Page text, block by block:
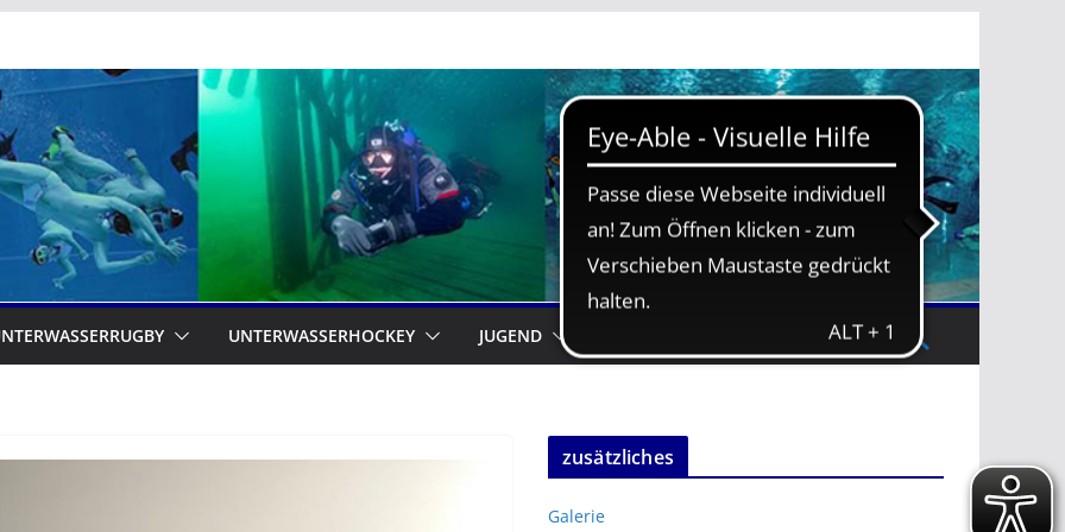
UNTERWASSERHOCKEY JUGEND
zusätzliches
Galerie